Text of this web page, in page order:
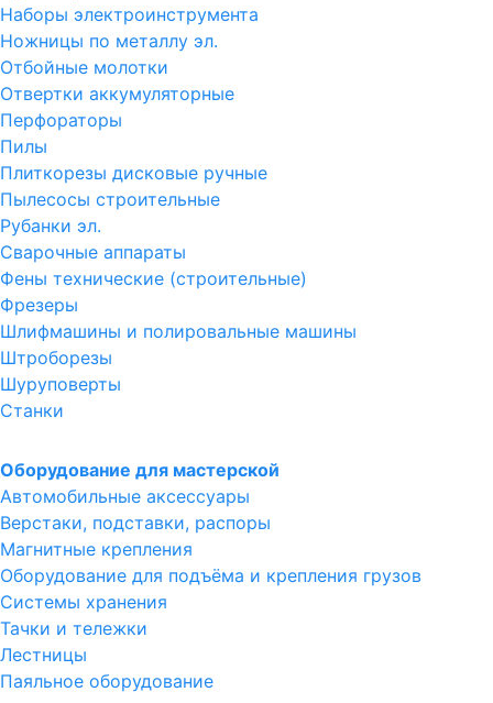
Наборы электроинструмента
Ножницы по металлу эл.
Отбойные молотки
Отвертки аккумуляторные
Перфораторы
Пилы
Плиткорезы дисковые ручные
Пылесосы строительные
Рубанки эл.
Сварочные аппараты
Фены технические (строительные)
Фрезеры
Шлифмашины и полировальные машины
Штроборезы
Шуруповерты
Станки
Оборудование для мастерской
Автомобильные аксессуары
Верстаки, подставки, распоры
Магнитные крепления
Оборудование для подъёма и крепления грузов
Системы хранения
Тачки и тележки
Лестницы
Паяльное оборудование